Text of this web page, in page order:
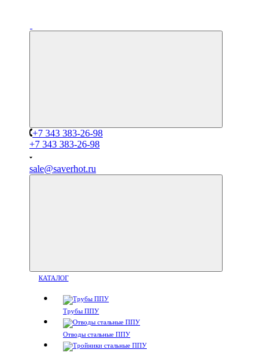
+7 343 383-26-98
+7 343 383-26-98
sale@saverhot.ru
КАТАЛОГ
Трубы ППУ
Отводы стальные ППУ